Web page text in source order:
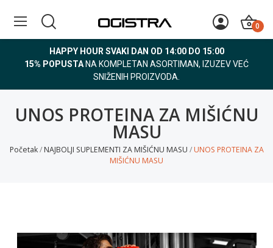
0
HAPPY HOUR SVAKI DAN OD 14:00 DO 15:00
15% POPUSTA NA KOMPLETAN ASORTIMAN, IZUZEV VEĆ
SNIŽENIH PROIZVODA.
UNOS PROTEINA ZA MIŠIĆNU
MASU
Početak NAJBOLJI SUPLEMENTI ZA MIŠIĆNU MASU
UNOS PROTEINA ZA
MIŠIĆNU MASU